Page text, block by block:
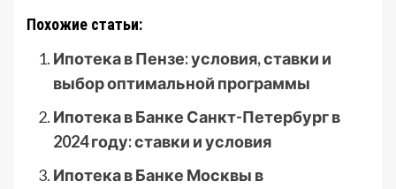
Похожие статьи:
Ипотека в Пензе: условия, ставки и
выбор оптимальной программы
Ипотека в Банке Санкт-Петербург в
2024 году: ставки и условия
Ипотека в Банке Москвы в